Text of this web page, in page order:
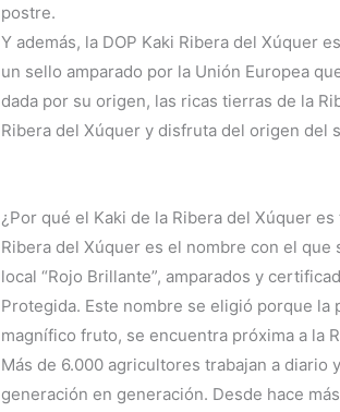
postre.
Y además, la DOP Kaki Ribera del Xúquer
un sello amparado por la Unión Europea
dada por su origen, las ricas tierras de la
Ribera del Xúquer y disfruta del origen del
¿Por qué el Kaki de la Ribera del Xúquer es
Ribera del Xúquer es el nombre con el
local “Rojo Brillante”, amparados y
Protegida. Este nombre se eligió porque la
magnífico fruto, se encuentra próxima a la
Más de 6.000 agricultores trabajan a
generación en generación. Desde hace